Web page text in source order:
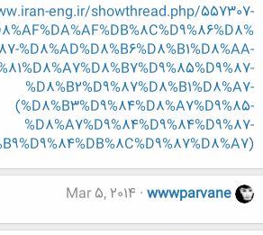
eng.ir/showthread.php/557307-
%D8%AD%D8%B6%D8%B1%D8%AA-
%D8%B2%D9%87%D8%B1%D8%A7-
(%D8%B3%D9%84%D8%A7%D9%85-
%D8%A7%D9%84%D9%84%D9%87-
wwwparvane
Mar 5, 2014